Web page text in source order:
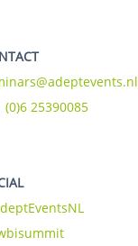
(0)6 25390085